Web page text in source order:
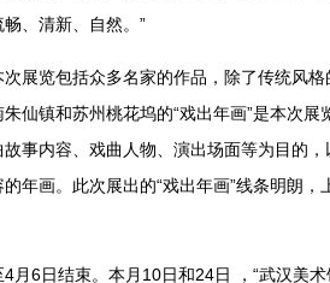
、清新、自然。”
览包括众多名家的作品，除了传统风格
仙镇和苏州桃花坞的“戏出年画”是本次展
事内容、戏曲人物、演出场面等为目的
年画。此次展出的“戏出年画”线条明朗
6日结束。本月10日和24日 ，“武汉美术